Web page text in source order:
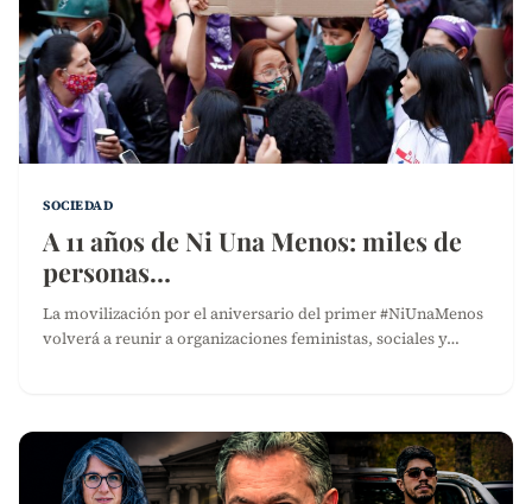
SOCIEDAD
A 11 años de Ni Una Menos: miles de
personas…
La movilización por el aniversario del primer #NiUnaMenos
volverá a reunir a organizaciones feministas, sociales y…